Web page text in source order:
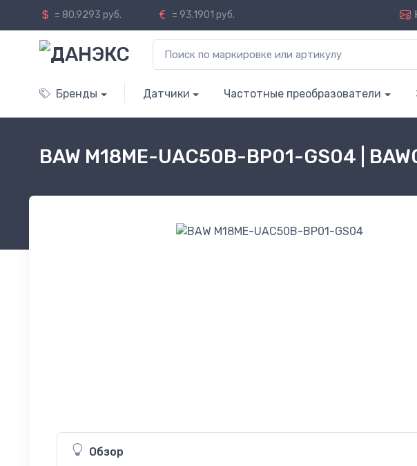
= 80.9293 руб. = 93.1901 руб.
Бренды Датчики Частотные преобразователи
BAW M18ME-UAC50B-BP01-GS04 |
Обзор